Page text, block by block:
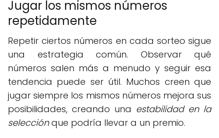
Jugar los mismos números
repetidamente
Repetir ciertos números en cada sorteo sigue
una estrategia común. Observar qué
números salen más a menudo y seguir esa
tendencia puede ser útil. Muchos creen que
jugar siempre los mismos números mejora sus
posibilidades, creando una estabilidad en la
selecciónque podría llevar a un premio.